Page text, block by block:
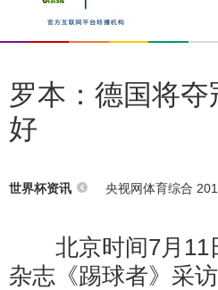
罗本：德国将
好
世界杯资讯 央视网体育综合
北京时间7月11
杂志《踢球者》采